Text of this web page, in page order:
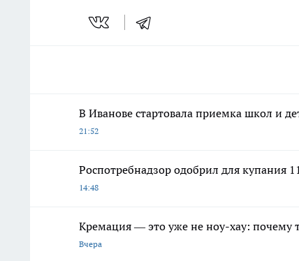
В Иванове стартовала приемка школ и
21:52
Роспотребнадзор одобрил для купания
14:48
Кремация — это уже не ноу-хау: почему
Вчера